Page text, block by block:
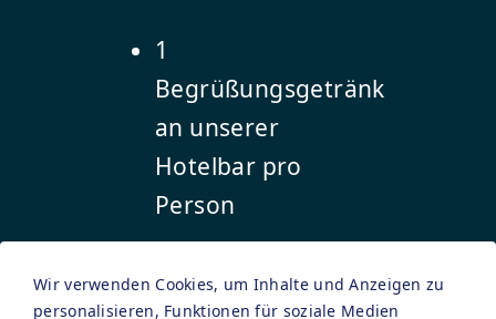
1
Begrüßungsgetränk
an unserer
Hotelbar pro
Person
2 Tageskarten inkl.
Sauna-Landschaft
Wir verwenden Cookies, um Inhalte und Anzeigen zu
personalisieren, Funktionen für soziale Medien